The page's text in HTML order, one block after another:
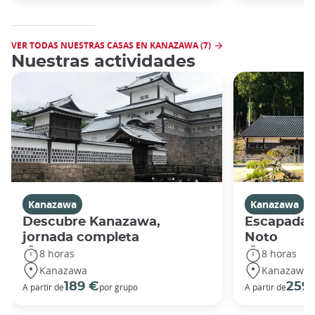
VER TODAS NUESTRAS CASAS EN KANAZAWA (7)
Nuestras actividades
Kanazawa
Descubre Kanazawa,
jornada completa
8 horas
Kanazawa
A partir de189 €por grupo
Kanazawa
Escapada
Noto
8 horas
Kanazawa
A partir de259